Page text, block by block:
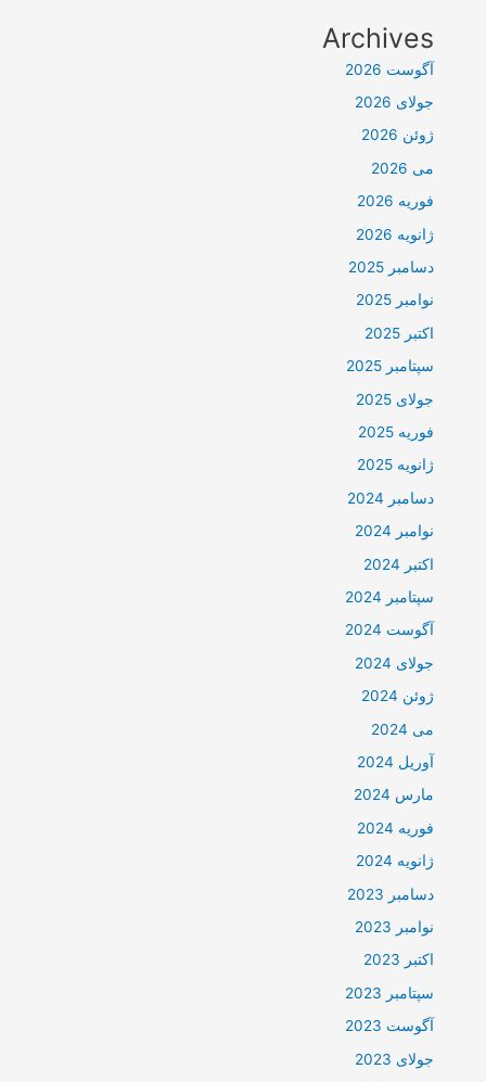
Archives
آگوست 2026
جولای 2026
ژوئن 2026
می 2026
فوریه 2026
ژانویه 2026
دسامبر 2025
نوامبر 2025
اکتبر 2025
سپتامبر 2025
جولای 2025
فوریه 2025
ژانویه 2025
دسامبر 2024
نوامبر 2024
اکتبر 2024
سپتامبر 2024
آگوست 2024
جولای 2024
ژوئن 2024
می 2024
آوریل 2024
مارس 2024
فوریه 2024
ژانویه 2024
دسامبر 2023
نوامبر 2023
اکتبر 2023
سپتامبر 2023
آگوست 2023
جولای 2023